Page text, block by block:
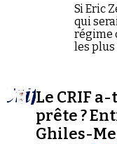
Si Eric
qui
régime
les
Le CRIF
prête ?
Ghiles-